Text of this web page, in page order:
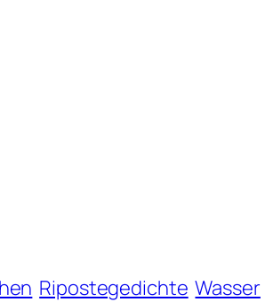
Ripostegedichte Wasser